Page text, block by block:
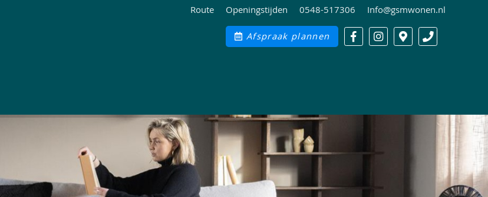
Route Openingstijden 0548-517306 Info@gsmwonen.nl
Afspraak plannen